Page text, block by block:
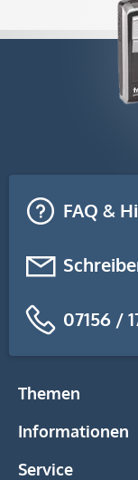
FAQ &
07156 /
Themen
Informationen
Service